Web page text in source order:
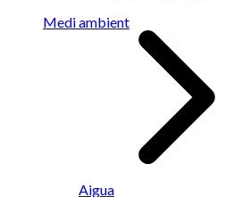
Medi ambient
Aigua